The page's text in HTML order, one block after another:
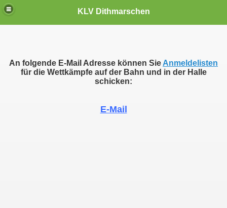
KLV Dithmarschen
An folgende E-Mail Adresse können Sie Anmeldelisten
für die Wettkämpfe auf der Bahn und in der Halle
schicken:
E-Mail